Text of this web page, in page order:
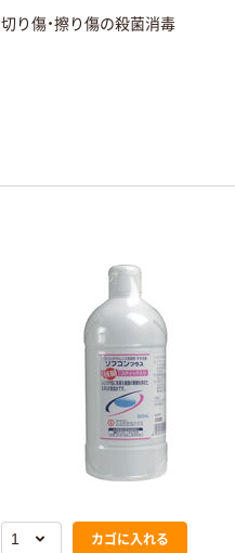
切り傷・擦り傷の殺菌消毒
カゴに入れる